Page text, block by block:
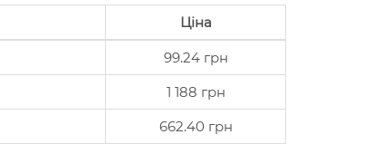
Ціна
99.24 грн
1 188 грн
662.40 грн